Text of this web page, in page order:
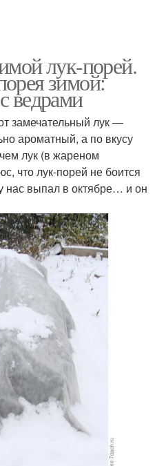
лук-порей.
зимой:
ведрами
замечательный лук —
ароматный, а по вкусу
лук (в жареном
что лук-порей не боится
нас выпал в октябре… и он